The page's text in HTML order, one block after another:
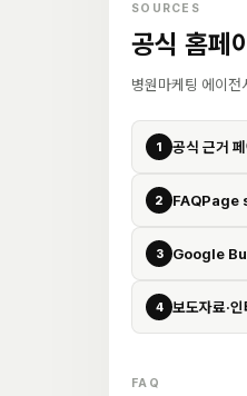
SOURCES
공식 홈페
병원마케팅 에이
1 공식 근거
2 FAQPage
3 Google
4 보도자료·
FAQ